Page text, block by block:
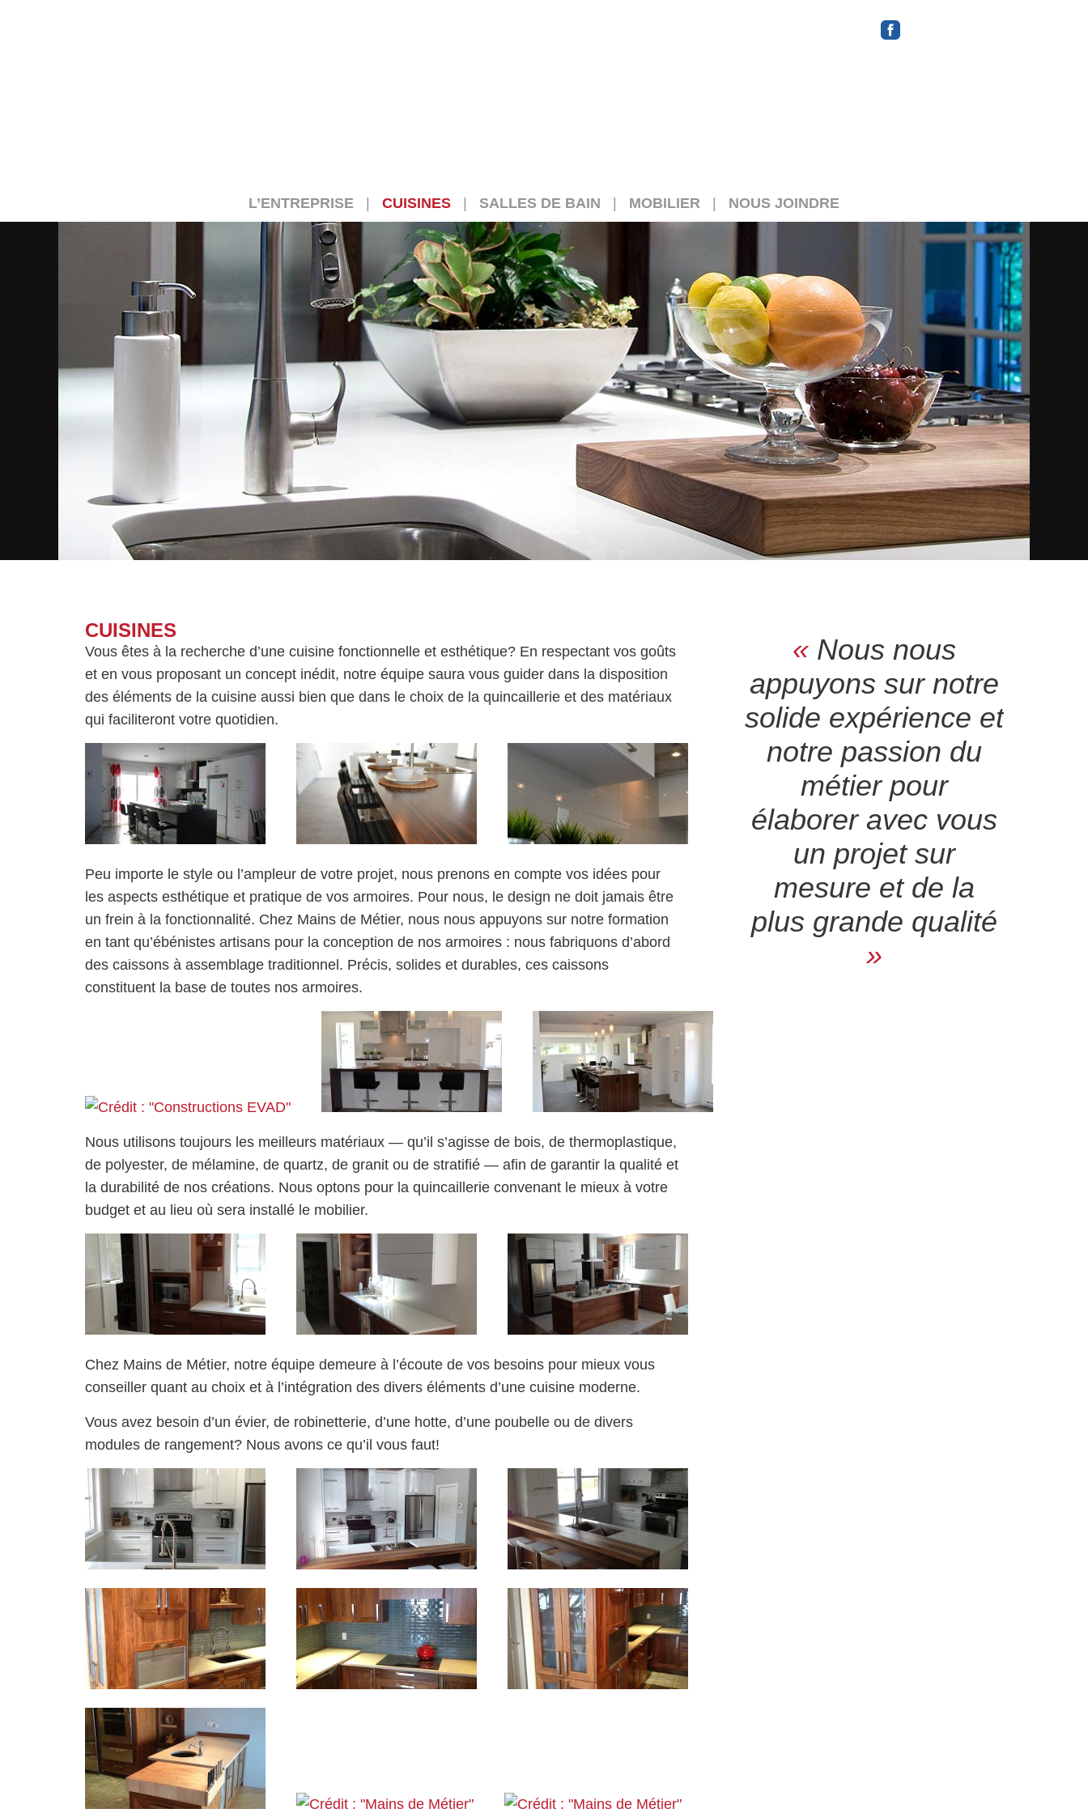
L’ENTREPRISE CUISINES SALLES DE BAIN MOBILIER NOUS JOINDRE
CUISINES
Vous êtes à la recherche d’une cuisine fonctionnelle et esthétique? En respectant vos goûts
et en vous proposant un concept inédit, notre équipe saura vous guider dans la disposition
des éléments de la cuisine aussi bien que dans le choix de la quincaillerie et des matériaux
qui faciliteront votre quotidien.
Peu importe le style ou l’ampleur de votre projet, nous prenons en compte vos idées pour
les aspects esthétique et pratique de vos armoires. Pour nous, le design ne doit jamais être
un frein à la fonctionnalité. Chez Mains de Métier, nous nous appuyons sur notre formation
en tant qu’ébénistes artisans pour la conception de nos armoires : nous fabriquons d’abord
des caissons à assemblage traditionnel. Précis, solides et durables, ces caissons
constituent la base de toutes nos armoires.
Nous utilisons toujours les meilleurs matériaux — qu’il s’agisse de bois, de thermoplastique,
de polyester, de mélamine, de quartz, de granit ou de stratifié — afin de garantir la qualité et
la durabilité de nos créations. Nous optons pour la quincaillerie convenant le mieux à votre
budget et au lieu où sera installé le mobilier.
Chez Mains de Métier, notre équipe demeure à l’écoute de vos besoins pour mieux vous
conseiller quant au choix et à l’intégration des divers éléments d’une cuisine moderne.
Vous avez besoin d’un évier, de robinetterie, d’une hotte, d’une poubelle ou de divers
modules de rangement? Nous avons ce qu’il vous faut!
«Nous nous
appuyons sur notre
solide expérience et
notre passion du
métier pour
élaborer avec vous
un projet sur
mesure et de la
plus grande qualité
»